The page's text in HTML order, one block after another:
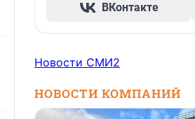
ВКонтакте
Новости СМИ2
НОВОСТИ КОМПАНИЙ